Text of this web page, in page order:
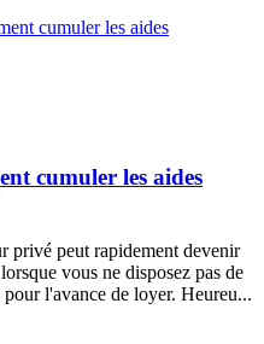
cumuler les aides
privé peut rapidement devenir
vous ne disposez pas de
l'avance de loyer. Heureu...